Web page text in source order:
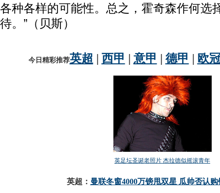
各种各样的可能性。总之，霍奇森作何选
待。”（贝斯）